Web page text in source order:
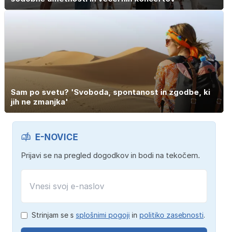
Sam po svetu? 'Svoboda, spontanost in zgodbe, ki
jih ne zmanjka'
E-NOVICE
Prijavi se na pregled dogodkov in bodi na tekočem.
Strinjam se s splošnimi pogoji in politiko zasebnosti.